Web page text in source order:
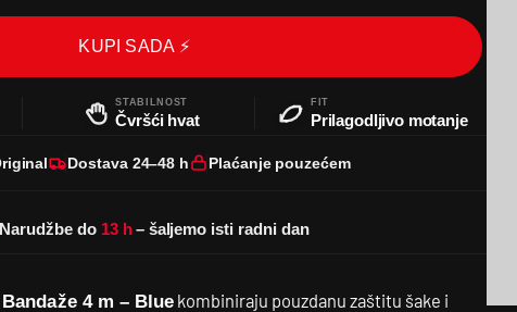
KUPI SADA ⚡
STABILNOST
Čvršći hvat
FIT
Prilagodljivo motanje
Dostava 24–48 h Plaćanje pouzećem
Narudžbe do
4 m – Bluekombiniraju pouzdanu zaštitu šake i